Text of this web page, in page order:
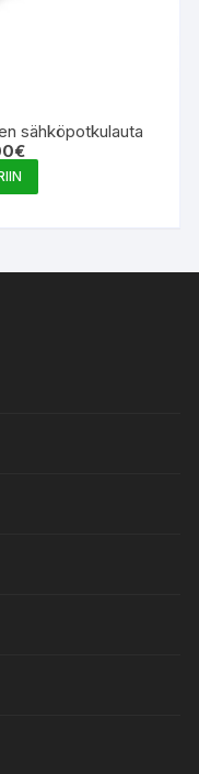
sähköpotkulauta
€Nykyinen
hinta
799.00€.